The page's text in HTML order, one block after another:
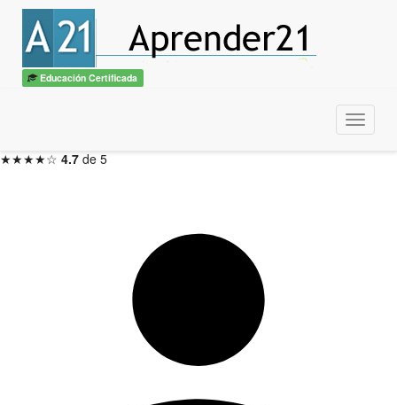
Educación Certificada
Menu
Teoría del Diseño Gráfico II
con diplomaITSS / CBTech
★★★★☆ 4.7 de 5